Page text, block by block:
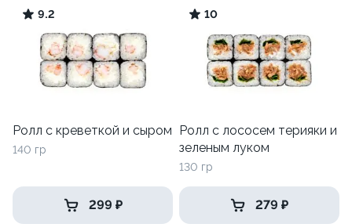
9.2
Ролл с креветкой и сыром
140 гр
299 ₽
10
Ролл с лососем терияки и
зеленым луком
130 гр
279 ₽